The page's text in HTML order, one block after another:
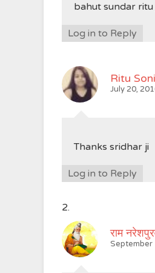
bahut sundar
Log in to Reply
Ritu Soni
July 20,
Thanks sridhar ji
Log in to Reply
राम
September